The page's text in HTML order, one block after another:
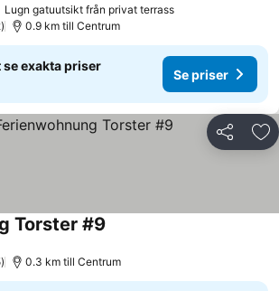
Lugn gatuutsikt från privat terrassSe priser
0.9 km till Centrum
exakta priser
Se priser
Dela
Torster #9
0.3 km till Centrum